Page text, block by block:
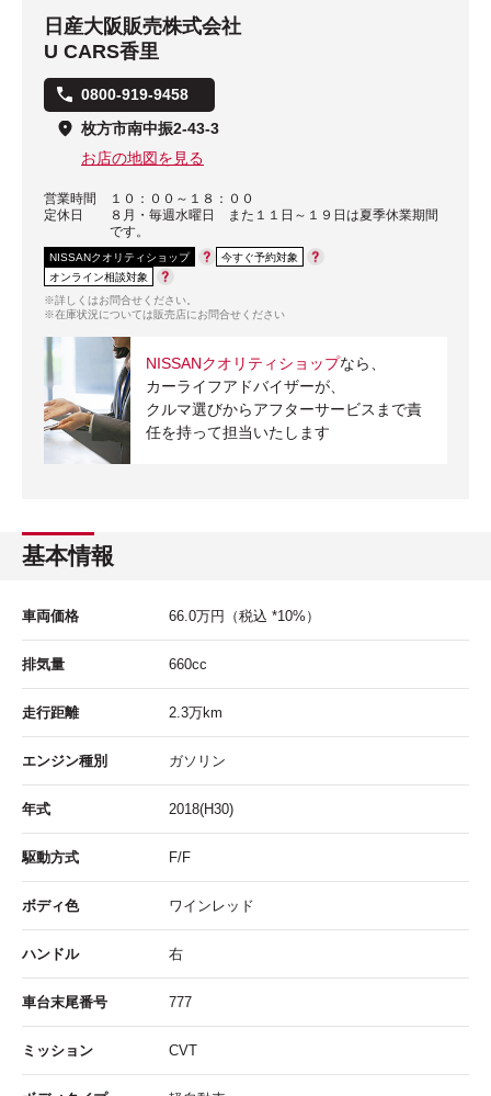
日産大阪販売株式会社
U CARS香里
0800-919-9458
枚方市南中振2-43-3
お店の地図を見る
営業時間
１０：００～１８：００
定休日
８月・毎週水曜日 また１１日～１９日は夏季休業期間
です。
NISSANクオリティショップ
今すぐ予約対象
オンライン相談対象
※詳しくはお問合せください。
※在庫状況については販売店にお問合せください
NISSANクオリティショップなら、
カーライフアドバイザーが、
クルマ選びからアフターサービスまで責
任を持って担当いたします
基本情報
車両価格 66.0万円 （税込 *10%）
排気量 660cc
走行距離 2.3万km
エンジン種別 ガソリン
年式 2018(H30)
駆動方式 F/F
ボディ色 ワインレッド
ハンドル 右
車台末尾番号 777
ミッション CVT